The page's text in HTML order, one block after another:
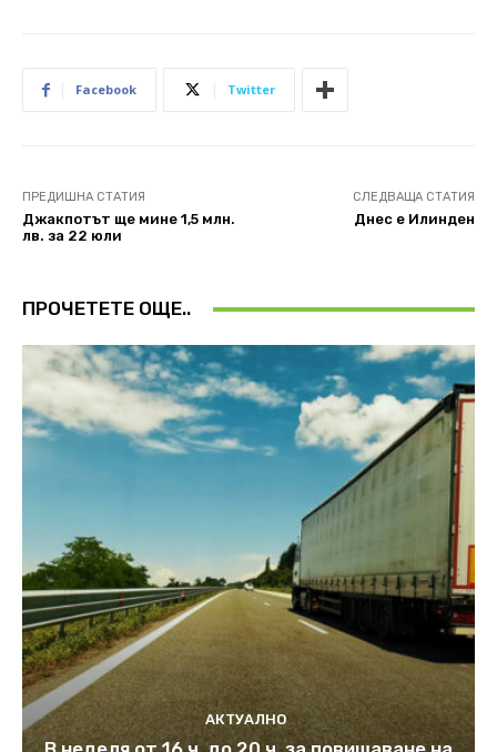
Facebook Twitter
ПРЕДИШНА СТАТИЯ
Джакпотът ще мине 1,5 млн.
лв. за 22 юли
СЛЕДВАЩА СТАТИЯ
Днес е Илинден
ПРОЧЕТЕТЕ ОЩЕ..
АКТУАЛНО